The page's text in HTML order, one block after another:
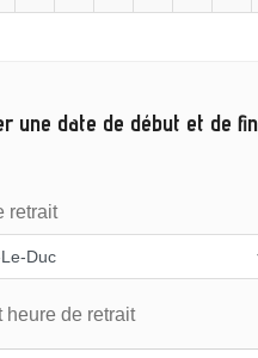
une date de début et de
retrait
heure de retrait